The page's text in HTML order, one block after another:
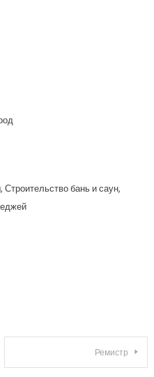
бань и саун,
Ремистр